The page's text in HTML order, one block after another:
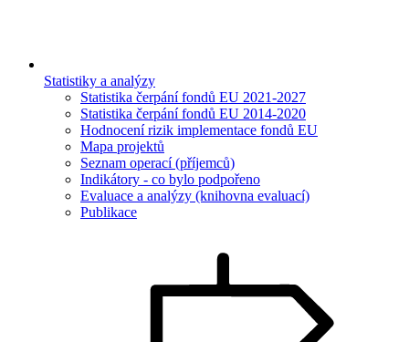
Statistiky a analýzy
Statistika čerpání fondů EU 2021-2027
Statistika čerpání fondů EU 2014-2020
Hodnocení rizik implementace fondů EU
Mapa projektů
Seznam operací (příjemců)
Indikátory - co bylo podpořeno
Evaluace a analýzy (knihovna evaluací)
Publikace